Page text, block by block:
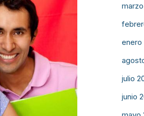
enero
julio
junio